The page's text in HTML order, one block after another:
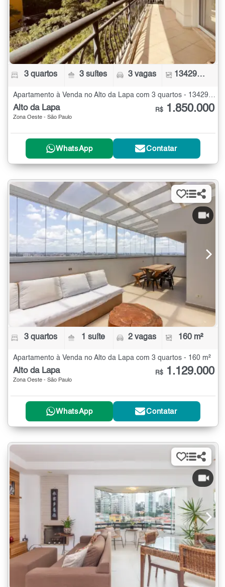
3 quartos 3 suítes 3 vagas 134290 m²
Apartamento à Venda no Alto da Lapa com 3 quartos - 134290 m²
Alto da Lapa
Zona Oeste - São Paulo
R$ 1.850.000
WhatsApp Contatar
3 quartos 1 suíte 2 vagas 160 m²
Apartamento à Venda no Alto da Lapa com 3 quartos - 160 m²
Alto da Lapa
Zona Oeste - São Paulo
R$ 1.129.000
WhatsApp Contatar